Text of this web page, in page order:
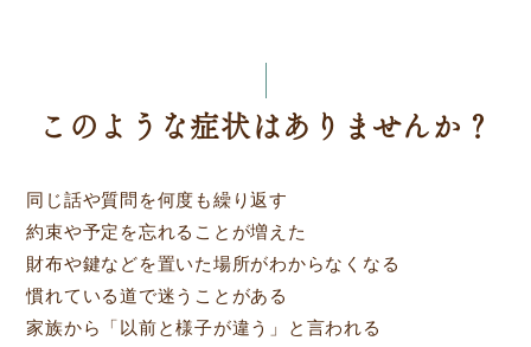
このような症状はありませんか？
同じ話や質問を何度も繰り返す
約束や予定を忘れることが増えた
財布や鍵などを置いた場所がわからなくなる
慣れている道で迷うことがある
家族から「以前と様子が違う」と言われる